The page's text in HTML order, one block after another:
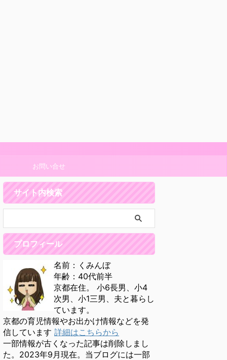
お問い合せ
サイト内検索
プロフィール
名前：くみんぼ
年齢：40代前半
京都在住。 小6長男、小4
次男、小1三男、夫と暮らし
ています。
京都の育児情報やお出かけ情報などを発
信しています 詳細はこちらから
一部情報が古くなった記事は削除しまし
た。2023年9月現在。当ブログには一部